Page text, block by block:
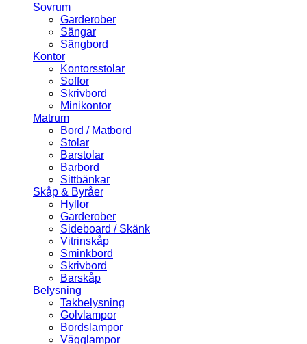
Sovrum
Garderober
Sängar
Sängbord
Kontor
Kontorsstolar
Soffor
Skrivbord
Minikontor
Matrum
Bord / Matbord
Stolar
Barstolar
Barbord
Sittbänkar
Skåp & Byråer
Hyllor
Garderober
Sideboard / Skänk
Vitrinskåp
Sminkbord
Skrivbord
Barskåp
Belysning
Takbelysning
Golvlampor
Bordslampor
Vägglampor